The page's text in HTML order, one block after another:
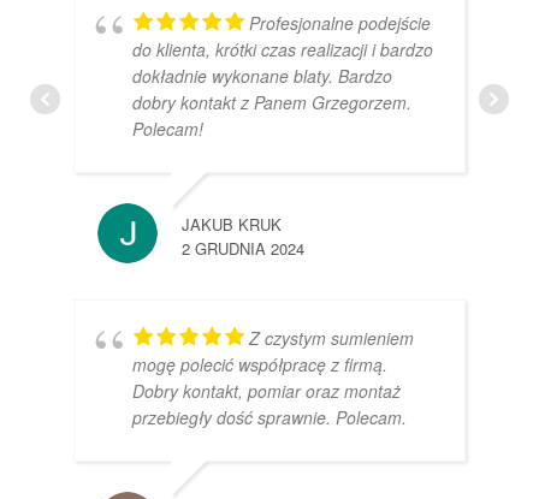
Profesjonalne podejście
do klienta, krótki czas realizacji i bardzo
dokładnie wykonane blaty. Bardzo
dobry kontakt z Panem Grzegorzem.
Polecam!
JAKUB KRUK
2 GRUDNIA 2024
Z czystym sumieniem
mogę polecić współpracę z firmą.
Dobry kontakt, pomiar oraz montaż
przebiegły dość sprawnie. Polecam.